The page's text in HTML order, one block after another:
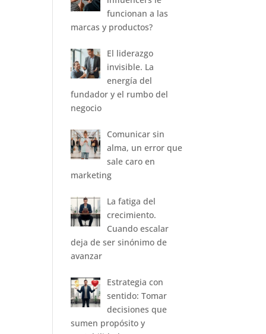
funcionan a las
marcas y productos?
El liderazgo
invisible. La
energía del
fundador y el rumbo del
negocio
Comunicar sin
alma, un error que
sale caro en
marketing
La fatiga del
crecimiento.
Cuando escalar
deja de ser sinónimo de
avanzar
Estrategia con
sentido: Tomar
decisiones que
sumen propósito y